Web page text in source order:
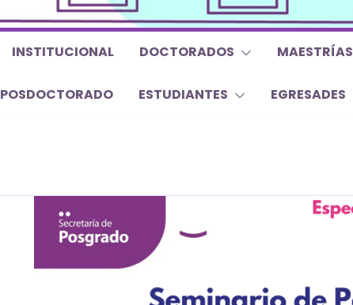
INSTITUCIONAL DOCTORADOS MAESTRÍAS
POSDOCTORADO ESTUDIANTES EGRESADES